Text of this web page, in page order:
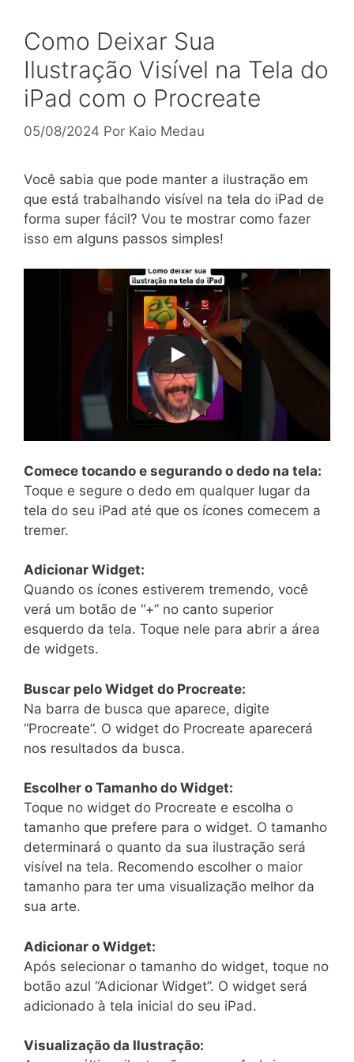
Como Deixar Sua
Ilustração Visível na Tela do
iPad com o Procreate
05/08/2024 Por Kaio Medau
Você sabia que pode manter a ilustração em
que está trabalhando visível na tela do iPad de
forma super fácil? Vou te mostrar como fazer
isso em alguns passos simples!
Comece tocando e segurando o dedo na tela:
Toque e segure o dedo em qualquer lugar da
tela do seu iPad até que os ícones comecem a
tremer.
Adicionar Widget:
Quando os ícones estiverem tremendo, você
verá um botão de “+” no canto superior
esquerdo da tela. Toque nele para abrir a área
de widgets.
Buscar pelo Widget do Procreate:
Na barra de busca que aparece, digite
“Procreate”. O widget do Procreate aparecerá
nos resultados da busca.
Escolher o Tamanho do Widget:
Toque no widget do Procreate e escolha o
tamanho que prefere para o widget. O tamanho
determinará o quanto da sua ilustração será
visível na tela. Recomendo escolher o maior
tamanho para ter uma visualização melhor da
sua arte.
Adicionar o Widget:
Após selecionar o tamanho do widget, toque no
botão azul “Adicionar Widget”. O widget será
adicionado à tela inicial do seu iPad.
Visualização da Ilustração: